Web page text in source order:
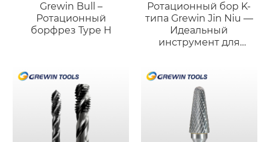
Grewin Bull –
Ротационный
борфрез Type H
Ротационный бор K-
типа Grewin Jin Niu —
Идеальный
инструмент для